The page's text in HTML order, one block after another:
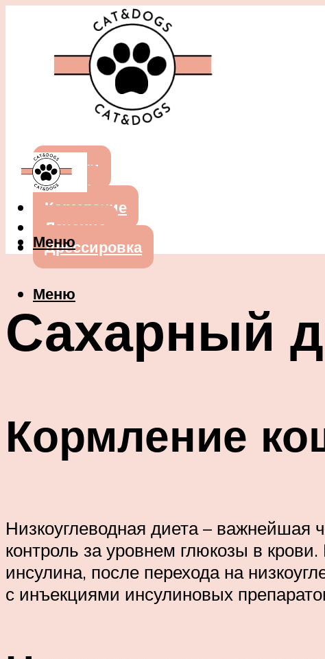
Собаки
Кошки
Кормление
Лечение
Дрессировка
Меню
Меню
Сахарный
Кормление
Низкоуглеводная диета – важнейшая
контроль за уровнем глюкозы в
инсулина, после перехода на
с инъекциями инсулиновых